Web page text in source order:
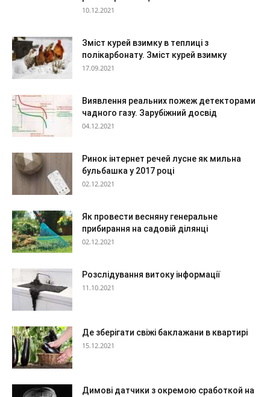
10.12.2021
Зміст курей взимку в теплиці з
полікарбонату. Зміст курей взимку
17.09.2021
Виявлення реальних пожеж детекторами
чадного газу. Зарубіжний досвід
04.12.2021
Ринок інтернет речей лусне як мильна
бульбашка у 2017 році
02.12.2021
Як провести весняну генеральне
прибирання на садовій ділянці
02.12.2021
Розслідування витоку інформації
11.10.2021
Де зберігати свіжі баклажани в квартирі
15.12.2021
Димові датчики з окремою сработкой на